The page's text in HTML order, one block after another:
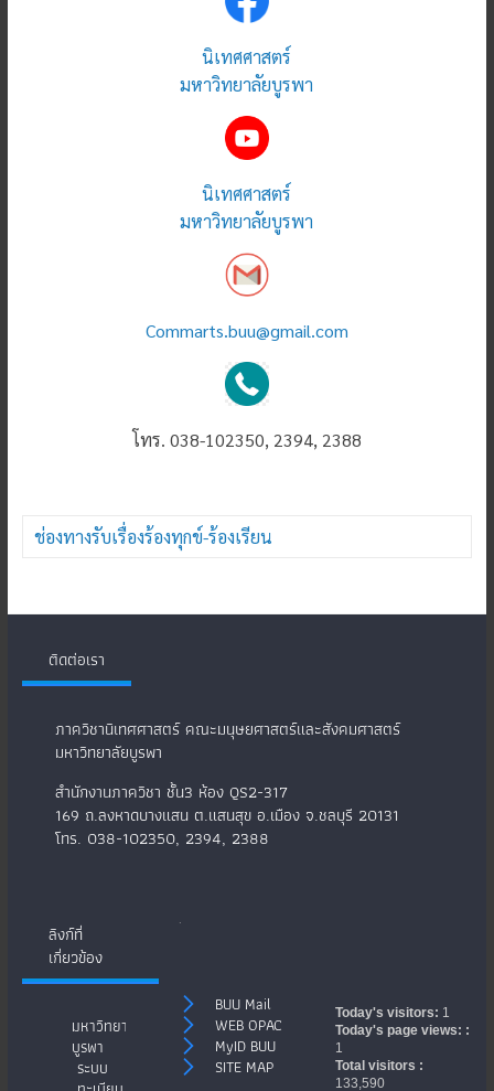
นิเทศศาสตร์
มหาวิทยาลัยบูรพา
นิเทศศาสตร์
มหาวิทยาลัยบูรพา
Commarts.buu@gmail.com
โทร. 038-102350, 2394, 2388
ช่องทางรับเรื่องร้องทุกข์-ร้องเรียน
ติดต่อเรา
ภาควิชานิเทศศาสตร์ คณะมนุษยศาสตร์และสังคมศาสตร์
มหาวิทยาลัยบูรพา
สำนักงานภาควิชา ชั้น3 ห้อง QS2-317
169 ถ.ลงหาดบางแสน ต.แสนสุข อ.เมือง จ.ชลบุรี 20131
โทร. 038-102350, 2394, 2388
ลิงก์ที่
เกี่ยวข้อง
มหาวิทยาลัย
บูรพา
ระบบ
.
BUU Mail
WEB OPAC
MyID BUU
SITE MAP
Today's visitors: 1
Today's page views: :
1
Total visitors :
133,590